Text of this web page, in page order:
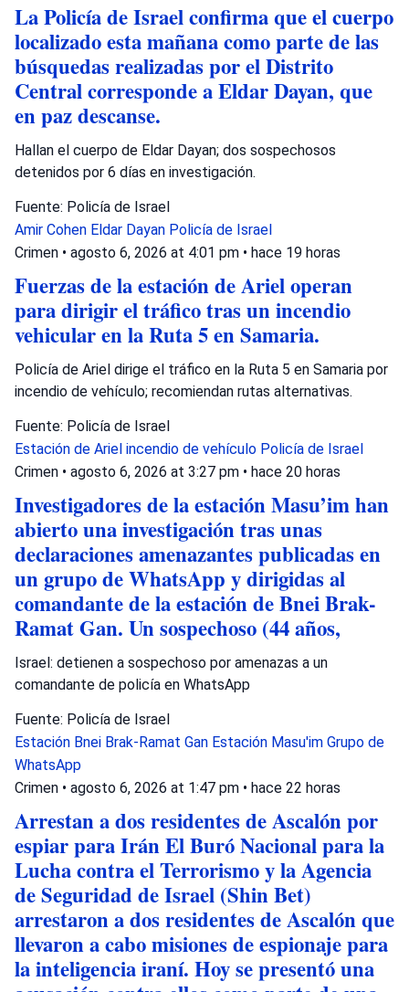
La Policía de Israel confirma que el cuerpo
localizado esta mañana como parte de las
búsquedas realizadas por el Distrito
Central corresponde a Eldar Dayan, que
en paz descanse.
Hallan el cuerpo de Eldar Dayan; dos sospechosos
detenidos por 6 días en investigación.
Fuente: Policía de Israel
Amir Cohen Eldar Dayan Policía de Israel
Crimen • agosto 6, 2026 at 4:01 pm • hace 19 horas
Fuerzas de la estación de Ariel operan
para dirigir el tráfico tras un incendio
vehicular en la Ruta 5 en Samaria.
Policía de Ariel dirige el tráfico en la Ruta 5 en Samaria por
incendio de vehículo; recomiendan rutas alternativas.
Fuente: Policía de Israel
Estación de Ariel incendio de vehículo Policía de Israel
Crimen • agosto 6, 2026 at 3:27 pm • hace 20 horas
Investigadores de la estación Masu’im han
abierto una investigación tras unas
declaraciones amenazantes publicadas en
un grupo de WhatsApp y dirigidas al
comandante de la estación de Bnei Brak-
Ramat Gan. Un sospechoso (44 años,
Israel: detienen a sospechoso por amenazas a un
comandante de policía en WhatsApp
Fuente: Policía de Israel
Estación Bnei Brak-Ramat Gan Estación Masu'im Grupo de
WhatsApp
Crimen • agosto 6, 2026 at 1:47 pm • hace 22 horas
Arrestan a dos residentes de Ascalón por
espiar para Irán El Buró Nacional para la
Lucha contra el Terrorismo y la Agencia
de Seguridad de Israel (Shin Bet)
arrestaron a dos residentes de Ascalón que
llevaron a cabo misiones de espionaje para
la inteligencia iraní. Hoy se presentó una